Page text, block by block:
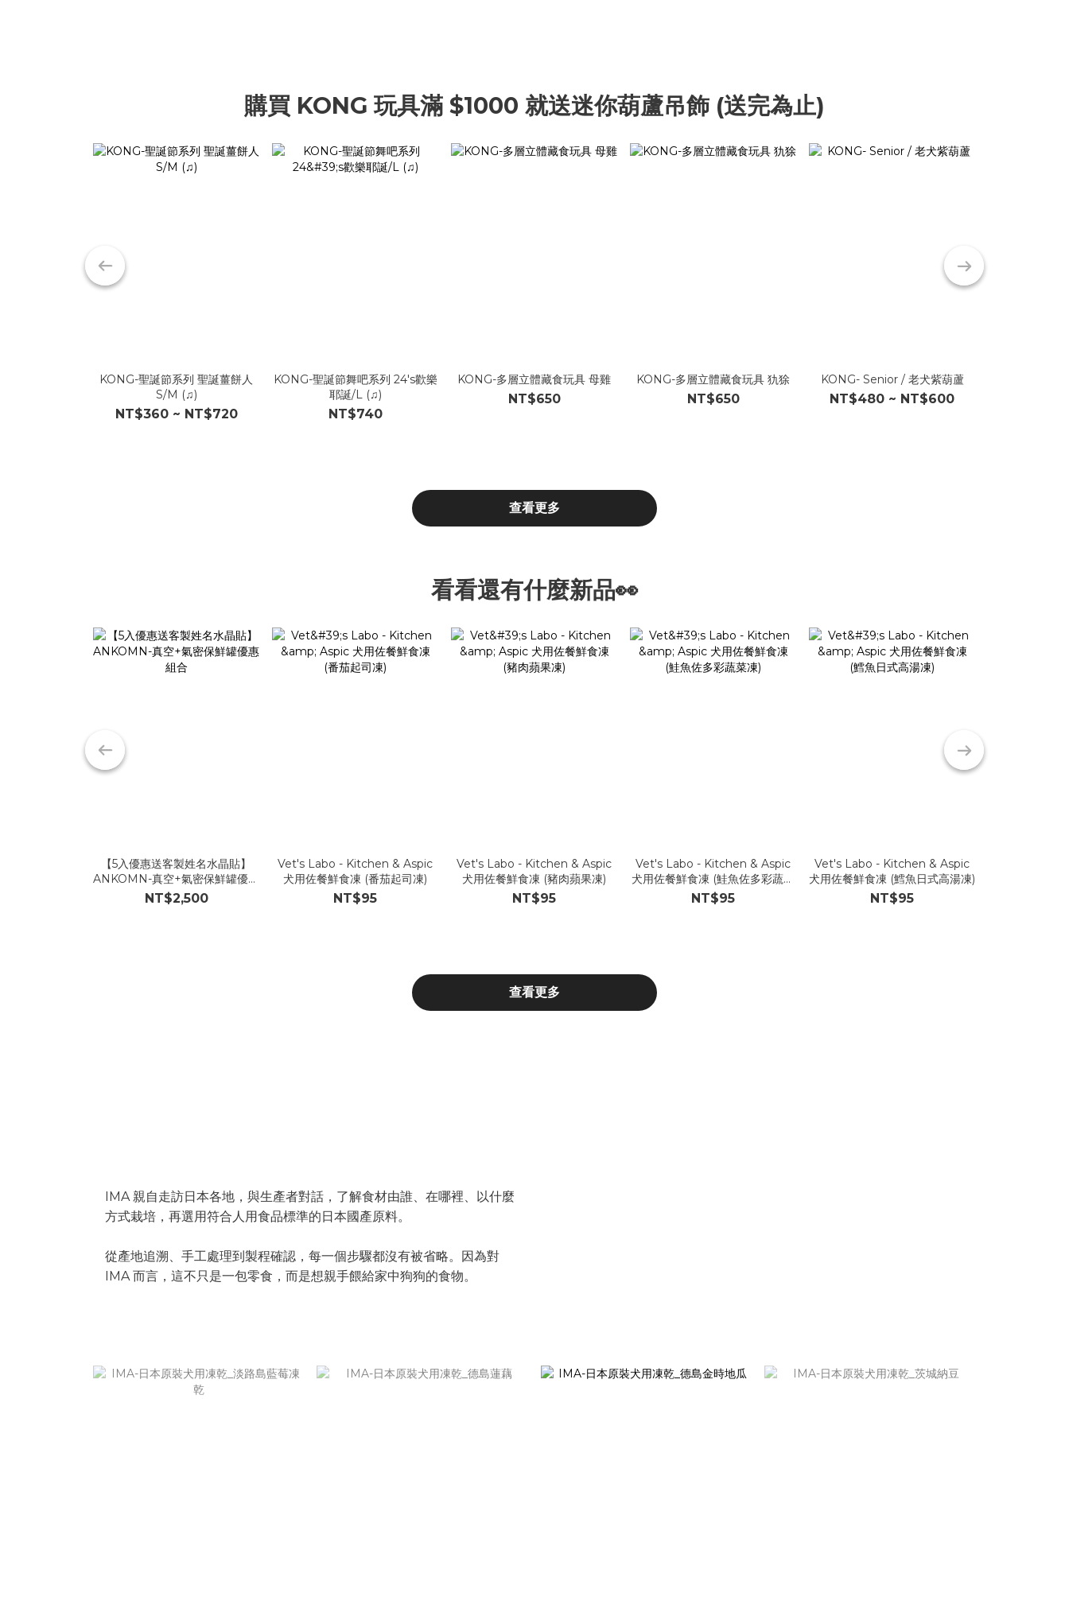
購買 KONG 玩具滿 $1000 就送迷你葫蘆吊飾 (送完為止)
KONG-聖誕節系列 聖誕薑餅人
S/M (♫)
NT$360 ~ NT$720
KONG-聖誕節舞吧系列 24's歡樂
耶誕/L (♫)
NT$740
KONG-多層立體藏食玩具 母雞
NT$650
KONG-多層立體藏食玩具 犰狳
NT$650
KONG- Senior / 老犬紫葫蘆
NT$480 ~ NT$600
查看更多
看看還有什麼新品👀
【5入優惠送客製姓名水晶貼】
ANKOMN-真空+氣密保鮮罐優惠
組合
NT$2,500
Vet's Labo - Kitchen & Aspic
犬用佐餐鮮食凍 (番茄起司凍)
NT$95
Vet's Labo - Kitchen & Aspic
犬用佐餐鮮食凍 (豬肉蘋果凍)
NT$95
Vet's Labo - Kitchen & Aspic
犬用佐餐鮮食凍 (鮭魚佐多彩蔬菜
凍)
NT$95
Vet's Labo - Kitchen & Aspic
犬用佐餐鮮食凍 (鱈魚日式高湯凍)
NT$95
查看更多
IMA 親自走訪日本各地，與生產者對話，了解食材由誰、在哪裡、以什麼
方式栽培，再選用符合人用食品標準的日本國產原料。
從產地追溯、手工處理到製程確認，每一個步驟都沒有被省略。因為對
IMA 而言，這不只是一包零食，而是想親手餵給家中狗狗的食物。